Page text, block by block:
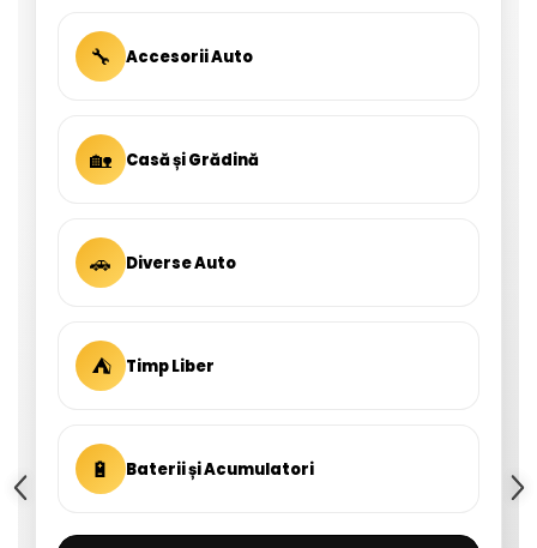
🔧 Accesorii Auto
🏡 Casă și Grădină
🚗 Diverse Auto
⛺ Timp Liber
🔋 Baterii și Acumulatori